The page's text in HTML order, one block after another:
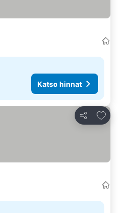
Katso hinnat
Jaa
Lisää